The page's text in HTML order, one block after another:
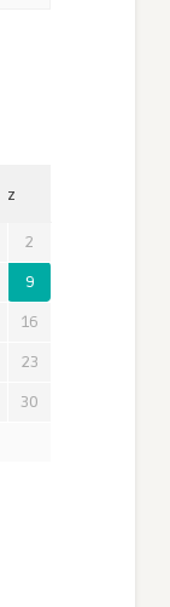
Z
2
9
16
23
30